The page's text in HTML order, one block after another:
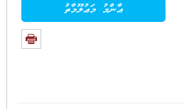
ޢާންމު މަޢުލޫމާތު